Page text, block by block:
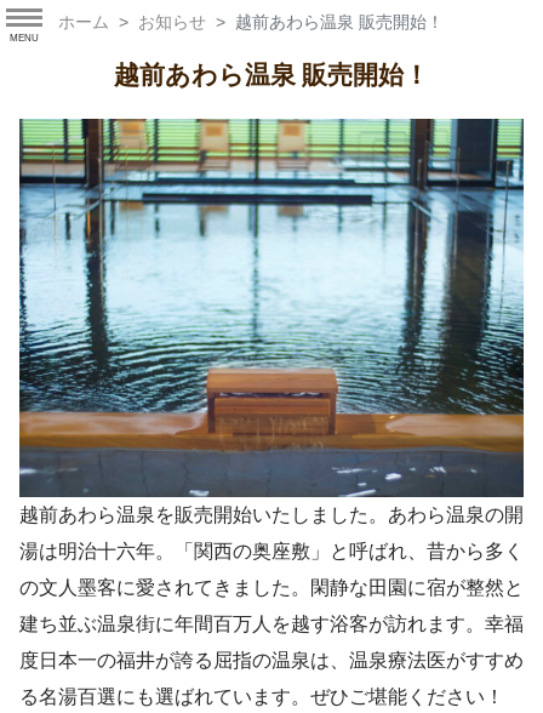
ホーム お知らせ 越前あわら温泉 販売開始！
越前あわら温泉 販売開始！
越前あわら温泉を販売開始いたしました。あわら温泉の開
湯は明治十六年。「関西の奥座敷」と呼ばれ、昔から多く
の文人墨客に愛されてきました。閑静な田園に宿が整然と
建ち並ぶ温泉街に年間百万人を越す浴客が訪れます。幸福
度日本一の福井が誇る屈指の温泉は、温泉療法医がすすめ
る名湯百選にも選ばれています。ぜひご堪能ください！
MENU